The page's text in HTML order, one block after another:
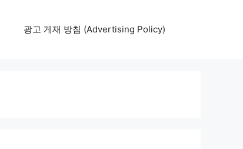
광고 게재 방침 (Advertising Policy)